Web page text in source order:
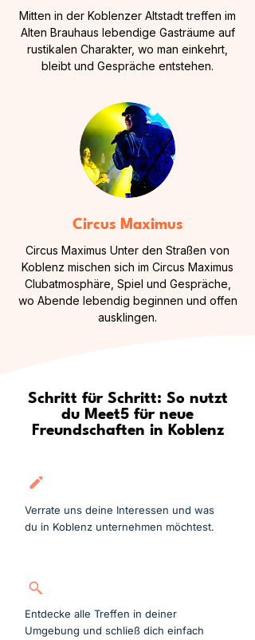
Mitten in der Koblenzer Altstadt treffen im
Alten Brauhaus lebendige Gasträume auf
rustikalen Charakter, wo man einkehrt,
bleibt und Gespräche entstehen.
Circus Maximus
Circus Maximus Unter den Straßen von
Koblenz mischen sich im Circus Maximus
Clubatmosphäre, Spiel und Gespräche,
wo Abende lebendig beginnen und offen
ausklingen.
Schritt für Schritt: So nutzt
du Meet5 für neue
Freundschaften in Koblenz
Verrate uns deine Interessen und was
du in Koblenz unternehmen möchtest.
Entdecke alle Treffen in deiner
Umgebung und schließ dich einfach